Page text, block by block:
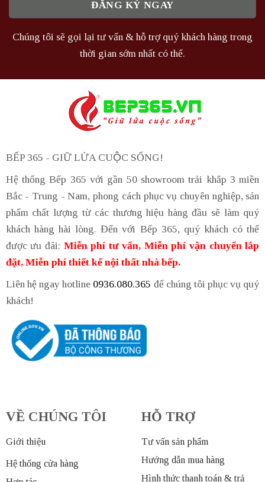
Chúng tôi sẽ gọi lại tư vấn & hỗ trợ quý khách hàng trong
thời gian sớm nhất có thể.
BẾP 365 - GIỮ LỬA CUỘC SỐNG!
Hệ thống Bếp 365 với gần 50 showroom trải khắp 3 miền
Bắc - Trung - Nam, phong cách phục vụ chuyên nghiệp, sản
phẩm chất lượng từ các thương hiệu hàng đầu sẽ làm quý
khách hàng hài lòng. Đến với Bếp 365, quý khách có thể
được ưu đãi: Miễn phí tư vấn, Miễn phí vận chuyển lắp
đặt, Miễn phí thiết kế nội thất nhà bếp.
Liên hệ ngay hotline 0936.080.365 để chúng tôi phục vụ quý
khách!
VỀ CHÚNG TÔI
Giới thiệu
Hệ thống cửa hàng
HỖ TRỢ
Tư vấn sản phẩm
Hướng dẫn mua hàng
Hình thức thanh toán & trả